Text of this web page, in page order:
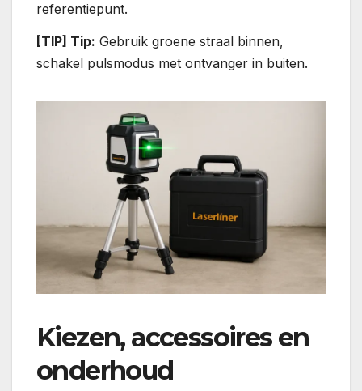
referentiepunt.
[TIP] Tip: Gebruik groene straal binnen,
schakel pulsmodus met ontvanger in buiten.
Kiezen, accessoires en
onderhoud